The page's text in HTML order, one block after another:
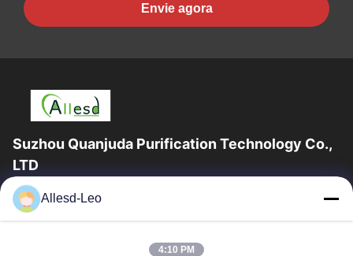
Envie agora
Suzhou Quanjuda Purification Technology Co.,
LTD
a experiência 16years, como um fabricante e um exportador
principais de ESD & produtos da sala de limpeza, nós
Allesd-Leo
4:10 PM